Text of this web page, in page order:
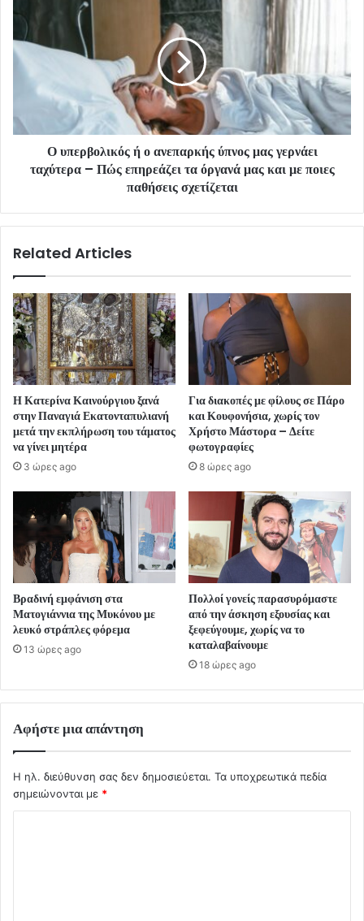
Ο υπερβολικός ή ο ανεπαρκής ύπνος μας γερνάει
ταχύτερα – Πώς επηρεάζει τα όργανά μας και με ποιες
παθήσεις σχετίζεται
Related Articles
Η Κατερίνα Καινούργιου ξανά
στην Παναγιά Εκατονταπυλιανή
μετά την εκπλήρωση του τάματος
να γίνει μητέρα
3 ώρες ago
Για διακοπές με φίλους σε Πάρο
και Κουφονήσια, χωρίς τον
Χρήστο Μάστορα – Δείτε
φωτογραφίες
8 ώρες ago
Βραδινή εμφάνιση στα
Ματογιάννια της Μυκόνου με
λευκό στράπλες φόρεμα
13 ώρες ago
Πολλοί γονείς παρασυρόμαστε
από την άσκηση εξουσίας και
ξεφεύγουμε, χωρίς να το
καταλαβαίνουμε
18 ώρες ago
Αφήστε μια απάντηση
Η ηλ. διεύθυνση σας δεν δημοσιεύεται. Τα υποχρεωτικά πεδία
σημειώνονται με *